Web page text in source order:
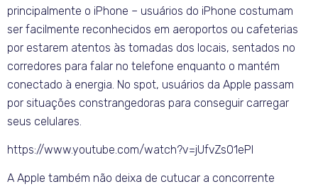
principalmente o iPhone – usuários do iPhone costumam
ser facilmente reconhecidos em aeroportos ou cafeterias
por estarem atentos às tomadas dos locais, sentados no
corredores para falar no telefone enquanto o mantém
conectado à energia. No spot, usuários da Apple passam
por situações constrangedoras para conseguir carregar
seus celulares.
https://www.youtube.com/watch?v=jUfvZs01ePI
A Apple também não deixa de cutucar a concorrente